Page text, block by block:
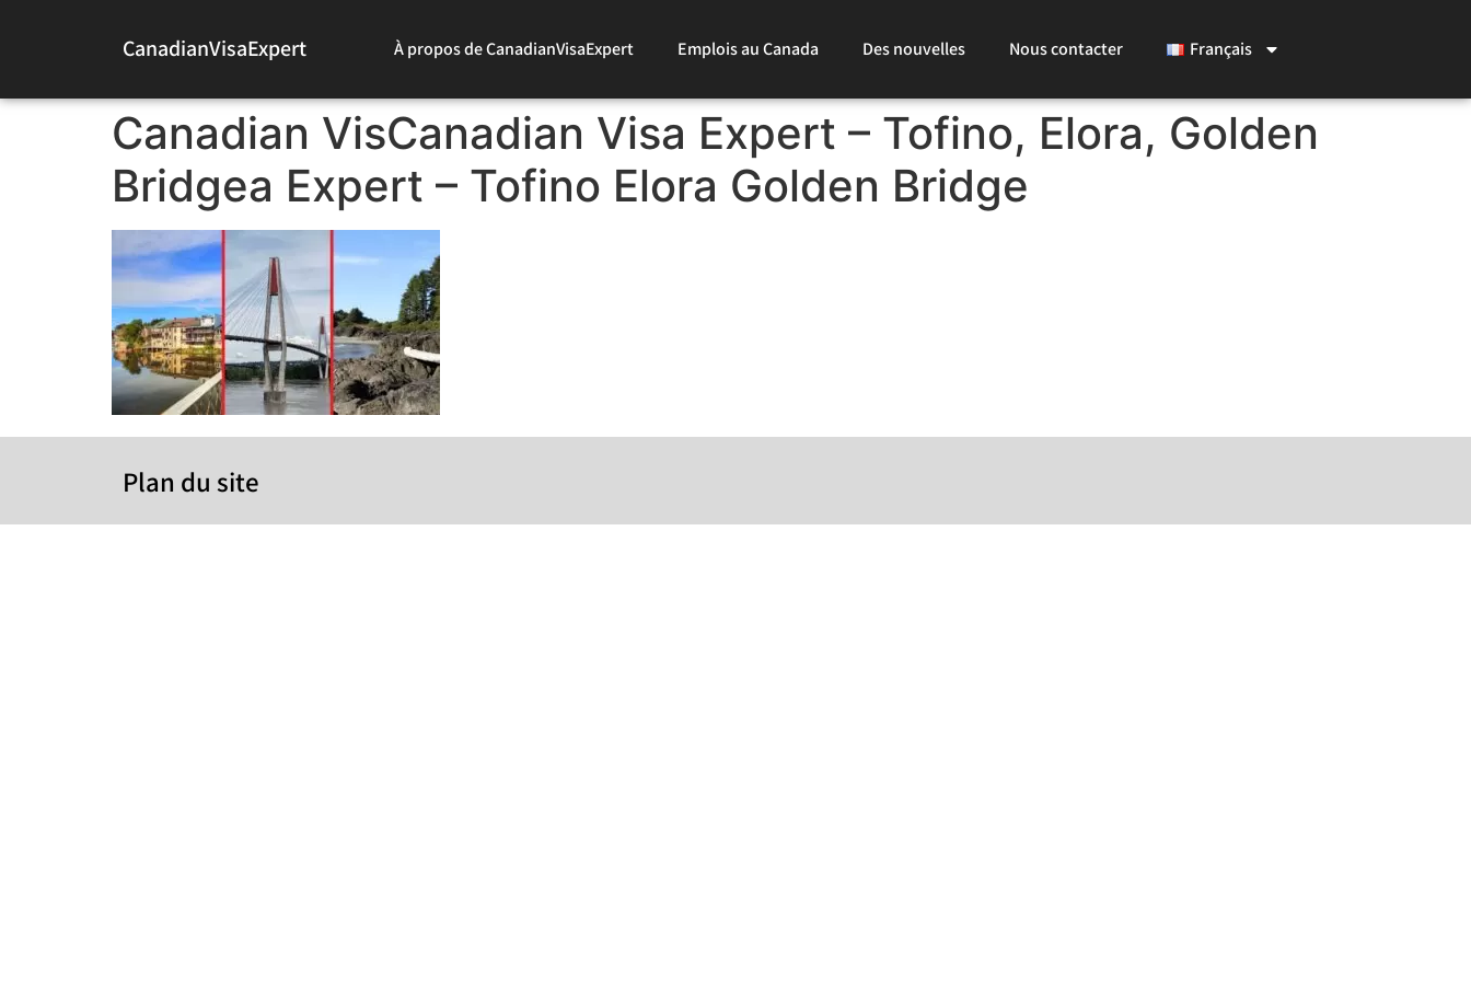
CanadianVisaExpert À propos de CanadianVisaExpert Emplois au Canada Des nouvelles Nous contacter Français
Canadian VisCanadian Visa Expert – Tofino, Elora, Golden
Bridgea Expert – Tofino Elora Golden Bridge
Plan du site